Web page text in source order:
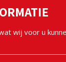
wij voor u